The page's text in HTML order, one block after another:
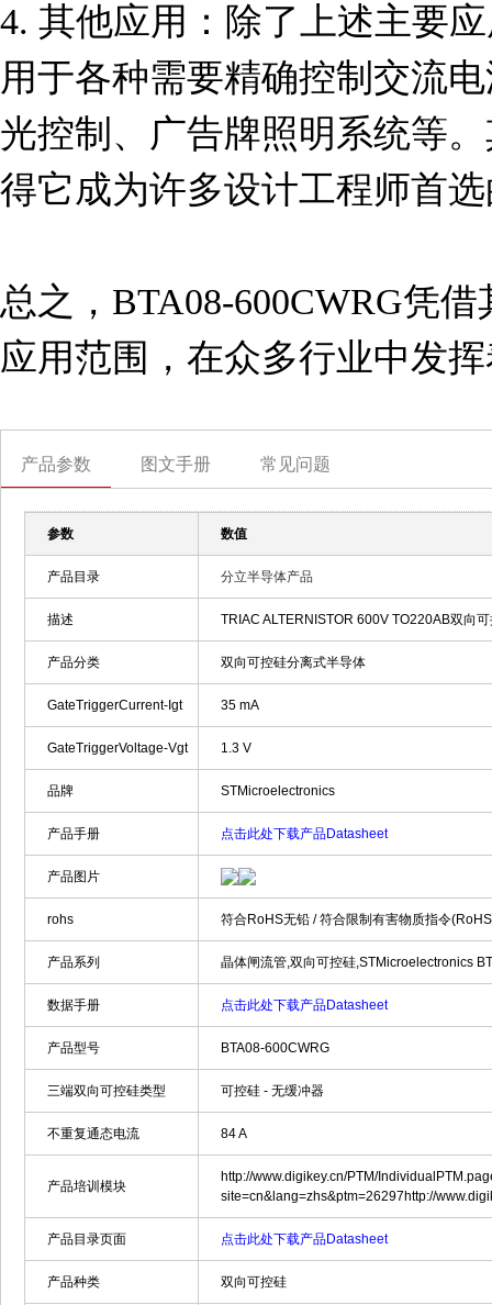
4. 其他应用：除了上述主要
用于各种需要精确控制交流
光控制、广告牌照明系统等
得它成为许多设计工程师首
总之，BTA08-600CWRG凭
应用范围，在众多行业中发
产品参数 图文手册 常见问题
参数 数值
产品目录 分立半导体产品
描述 TRIAC ALTERNISTOR 600V TO220AB双向
产品分类 双向可控硅分离式半导体
GateTriggerCurrent-Igt 35 mA
GateTriggerVoltage-Vgt 1.3 V
品牌 STMicroelectronics
产品手册 点击此处下载产品Datasheet
产品图片
rohs 符合RoHS无铅 / 符合限制有害物质指令
产品系列 晶体闸流管,双向可控硅,STMicroelectronics
数据手册 点击此处下载产品Datasheet
产品型号 BTA08-600CWRG
三端双向可控硅类型 可控硅 - 无缓冲器
不重复通态电流 84 A
产品培训模块
http://www.digikey.cn/PTM/
site=cn&lang=zhs&ptm=26297http://
产品目录页面 点击此处下载产品Datasheet
产品种类 双向可控硅